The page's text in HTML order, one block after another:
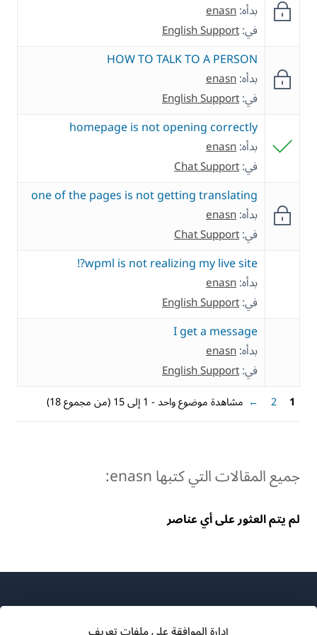
بدأه:enasn
في:English Support
HOW TO TALK TO A PERSON
بدأه:enasn
في:English Support
homepage is not opening correctly
بدأه:enasn
في:Chat Support
one of the pages is not getting translating
بدأه:enasn
في:Chat Support
wpml is not realizing my live site?!
بدأه:enasn
في:English Support
I get a message
بدأه:enasn
في:English Support
مشاهدة موضوع واحد - 1 إلى 15 (من مجموع 18) 1
2
←
جميع المقالات التي كتبها enasn:
لم يتم العثور على أي عناصر